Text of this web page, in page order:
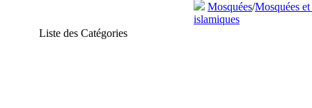
Liste des Catégories
Mosquées/Mosquées
islamiques